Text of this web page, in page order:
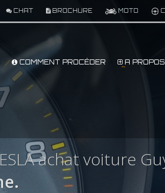
CHAT BROCHURE MOTO
COMMENT PROCÉDER A PROPOS
achat voiture